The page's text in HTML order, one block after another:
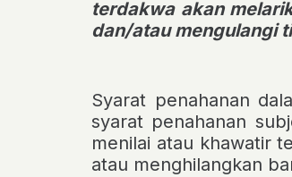
terdakwa akan
dan/atau mengulangi
Syarat penahanan
syarat penahanan
menilai atau khawatir
atau menghilangkan